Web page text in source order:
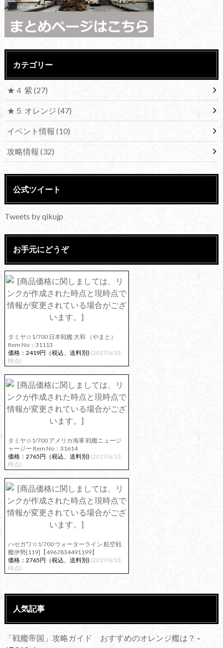
カテゴリー
★４ 紫(27)
★５ オレンジ (47)
イベント情報 (10)
攻略情報 (32)
公式ツイート
Tweets by qikujp
お手元にどうぞ
タミヤ☆1/700 日本戦艦 大和 （やまと）
Item No：31113
価格：2419円（税込、送料別) (2017/6/13
時点)
タミヤ☆1/700 アメリカ海軍 戦艦ニュージ
ャージー Item No：31614
価格：2765円（税込、送料別) (2017/6/13
時点)
ハセガワ☆1/700 ウォーターライン 航空戦
艦伊勢[119]【4967834491199】
価格：2765円（税込、送料別) (2017/6/13
時点)
人気記事
「戦艦帝国」攻略ガイド おすすめのオレンジ艦は？ -